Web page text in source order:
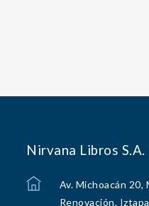
Nirvana Libros S.A.
Av. Michoacán 20,
Renovación,